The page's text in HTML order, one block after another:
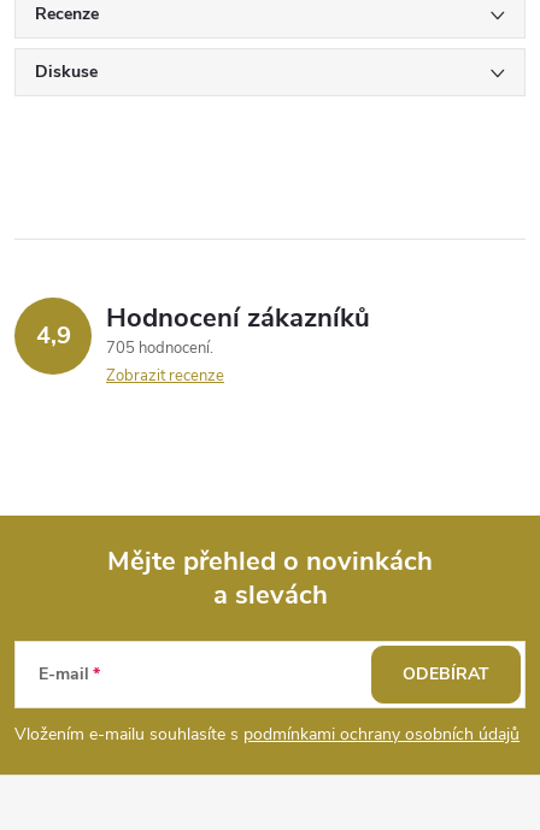
Recenze
Diskuse
4,9 Hodnocení zákazníků
705 hodnocení
Zobrazit recenze
p
a
Mějte přehled o novinkách
a slevách
E-mail
Vložením e-mailu souhlasíte s podmínkami ochrany osobních údajů
ODEBÍRAT